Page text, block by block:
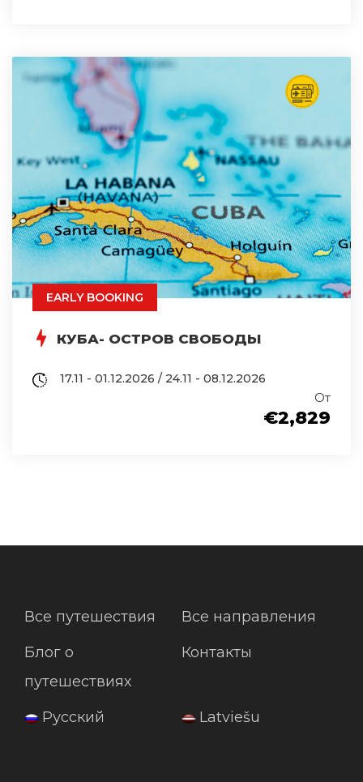
EARLY BOOKING
КУБА- ОСТРОВ СВОБОДЫ
От
€2,829
17.11 - 01.12.2026 / 24.11 - 08.12.2026
Все путешествия
Все направления
Блог о
путешествиях
Контакты
Русский Latviešu